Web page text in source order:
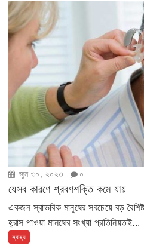
জুন ৩০, ২০২৩ ০
যেসব কারণে শ্রবণশক্তি কমে যায়
একজন স্বাভবিক মানুষের সবচেয়ে বড়
হ্রাস পাওয়া মানষের সংখ্যা প্রতিনিয়তই...
স্বাস্থ্য